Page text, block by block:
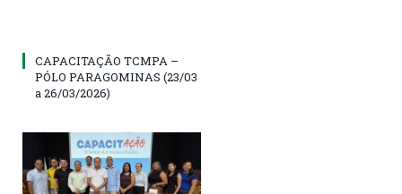
CAPACITAÇÃO TCMPA –
PÓLO PARAGOMINAS (23/03
a 26/03/2026)